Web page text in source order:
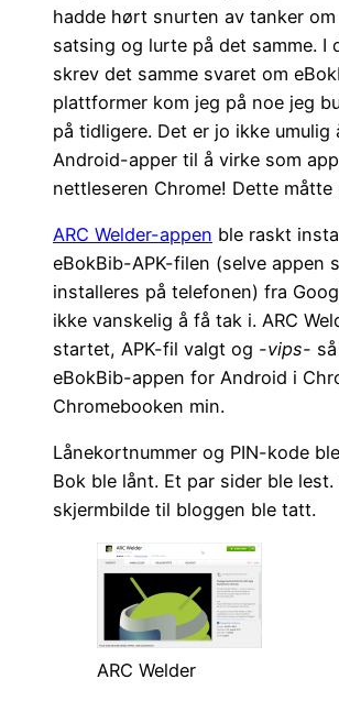
hadde hørt snurten av tanker
satsing og lurte på det samme. I
skrev det samme svaret om
plattformer kom jeg på noe jeg
på tidligere. Det er jo ikke umulig
Android-apper til å virke som
nettleseren Chrome! Dette måtte
ARC Welder-appen ble raskt
eBokBib-APK-filen (selve appen
installeres på telefonen) fra
ikke vanskelig å få tak i. ARC
startet, APK-fil valgt og -vips-
eBokBib-appen for Android i
Chromebooken min.
Lånekortnummer og PIN-kode
Bok ble lånt. Et par sider ble lest.
skjermbilde til bloggen ble tatt.
ARC Welder